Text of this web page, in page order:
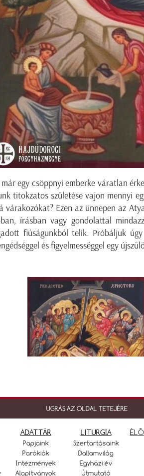
egy csöppnyi emberke váratlan
titokzatos születése vajon mennyi
várakozókat? Ezen az ünnepen az
írásban vagy gondolattal
fiúságunkból telik. Próbáljuk
és figyelmességgel egy
UGRÁS AZ OLDAL TETEJÉRE
ADATTÁR
Papjaink
Parókiák
Intézmények
Alapítványok
LITURGIA
Szertartásaink
Dallamvilág
Egyházi év
Útmutató